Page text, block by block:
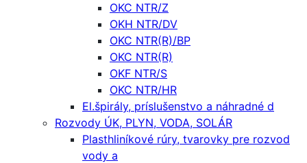
OKC NTR/Z
OKH NTR/DV
OKC NTR(R)/BP
OKC NTR(R)
OKF NTR/S
OKC NTR/HR
El.špirály, príslušenstvo a náhradné d
Rozvody ÚK, PLYN, VODA, SOLÁR
Plasthliníkové rúry, tvarovky pre rozvod
vody a